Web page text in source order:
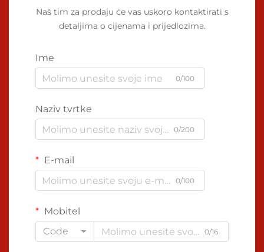
Naš tim za prodaju će vas uskoro kontaktirati s
detaljima o cijenama i prijedlozima.
Ime
0/100
Naziv tvrtke
0/200
E-mail
0/100
Mobitel
Code
0/16